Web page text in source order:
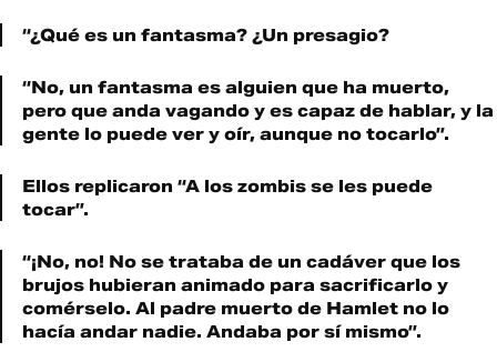
“¿Qué es un fantasma? ¿Un presagio?
“No, un fantasma es alguien que ha muerto,
pero que anda vagando y es capaz de hablar, y la
gente lo puede ver y oír, aunque no tocarlo”.
Ellos replicaron “A los zombis se les puede
tocar”.
“¡No, no! No se trataba de un cadáver que los
brujos hubieran animado para sacrificarlo y
comérselo. Al padre muerto de Hamlet no lo
hacía andar nadie. Andaba por sí mismo”.